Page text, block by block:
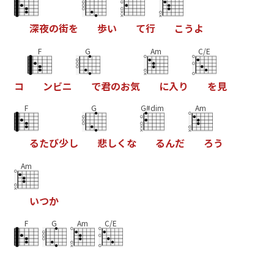
深夜の街を 歩い て行 こ う よ
コ
F
ンビニ
G
で君のお気
Am
に入り
C/E
を見
F
るたび少し
G
悲しく な
G#dim
るんだ
Am
ろう
Am
いつか
F G Am C/E